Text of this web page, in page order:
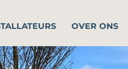
OVER ONS